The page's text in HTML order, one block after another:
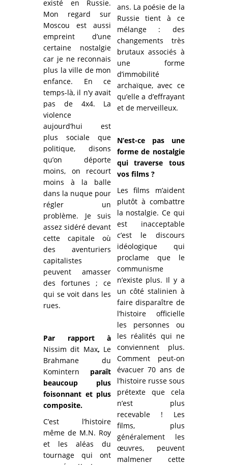
existé en Russie.
Mon regard sur
Moscou est aussi
empreint d’une
certaine nostalgie
car je ne reconnais
plus la ville de mon
enfance. En ce
temps-là, il n’y avait
pas de 4x4. La
violence
aujourd’hui est
plus sociale que
politique, disons
qu’on déporte
moins, on recourt
moins à la balle
dans la nuque pour
régler un
problème. Je suis
assez sidéré devant
cette capitale où
des aventuriers
capitalistes
peuvent amasser
des fortunes ; ce
qui se voit dans les
rues.
Par rapport à
Nissim dit Max, Le
Brahmane du
Komintern paraît
beaucoup plus
foisonnant et plus
composite.
C’est l’histoire
même de M.N. Roy
et les aléas du
tournage qui ont
ans. La poésie de la
Russie tient à ce
mélange : des
changements très
brutaux associés à
une forme
d’immobilité
archaïque, avec ce
qu’elle a d’effrayant
et de merveilleux.
N’est-ce pas une
forme de nostalgie
qui traverse tous
vos films ?
Les films m’aident
plutôt à combattre
la nostalgie. Ce qui
est inacceptable
c’est le discours
idéologique qui
proclame que le
communisme
n’existe plus. Il y a
un côté stalinien à
faire disparaître de
l’histoire officielle
les personnes ou
les réalités qui ne
conviennent plus.
Comment peut-on
évacuer 70 ans de
l’histoire russe sous
prétexte que cela
n’est plus
recevable ! Les
films, plus
généralement les
œuvres, peuvent
malmener cette